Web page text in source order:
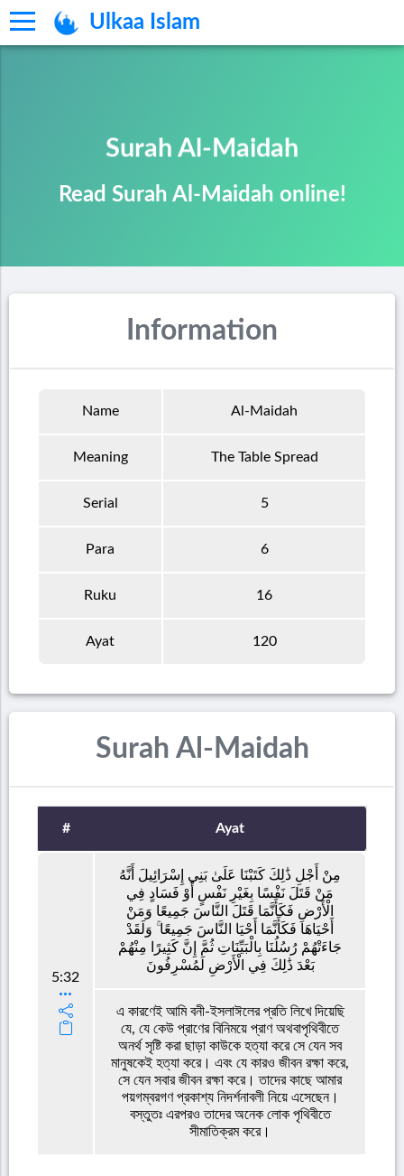
Ulkaa Islam
Surah Al-Maidah
Read Surah Al-Maidah online!
Information
Name Al-Maidah
Meaning The Table Spread
Serial 5
Para 6
Ruku 16
Ayat 120
Surah Al-Maidah
# Ayat
5:32
مِنْ أَجْلِ ذَٰلِكَ كَتَبْنَا عَلَىٰ بَنِي إِسْرَائِيلَ أَنَّهُ
مَنْ قَتَلَ نَفْسًا بِغَيْرِ نَفْسٍ أَوْ فَسَادٍ فِي
الْأَرْضِ فَكَأَنَّمَا قَتَلَ النَّاسَ جَمِيعًا وَمَنْ
أَحْيَاهَا فَكَأَنَّمَا أَحْيَا النَّاسَ جَمِيعًا ۚ وَلَقَدْ
جَاءَتْهُمْ رُسُلُنَا بِالْبَيِّنَاتِ ثُمَّ إِنَّ كَثِيرًا مِنْهُمْ
بَعْدَ ذَٰلِكَ فِي الْأَرْضِ لَمُسْرِفُونَ
এ কারণেই আমি বনী-ইসলাঈলের প্রতি লিখে দিয়েছি
যে, যে কেউ প্রাণের বিনিময়ে প্রাণ অথবাপৃথিবীতে
অনর্থ সৃষ্টি করা ছাড়া কাউকে হত্যা করে সে যেন সব
মানুষকেই হত্যা করে। এবং যে কারও জীবন রক্ষা করে,
সে যেন সবার জীবন রক্ষা করে। তাদের কাছে আমার
পয়গম্বরগণ প্রকাশ্য নিদর্শনাবলী নিয়ে এসেছেন।
বস্তুতঃ এরপরও তাদের অনেক লোক পৃথিবীতে
সীমাতিক্রম করে।